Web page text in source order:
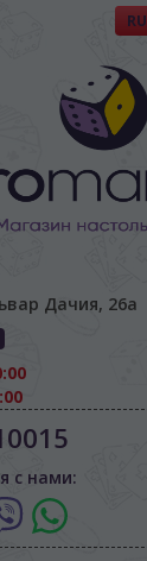
RU
Дачия, 26а
с нами: